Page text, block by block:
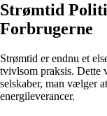
Strømtid
Forbrugerne
Strømtid er endnu et
tvivlsom praksis. Dette
selskaber, man vælger
energileverancer.